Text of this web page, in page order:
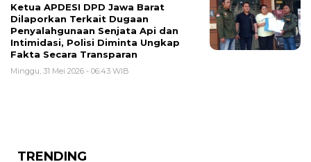
Ketua APDESI DPD Jawa Barat
Dilaporkan Terkait Dugaan
Penyalahgunaan Senjata Api dan
Intimidasi, Polisi Diminta Ungkap
Fakta Secara Transparan
Minggu, 31 Mei 2026 - 06:43 WIB
TRENDING